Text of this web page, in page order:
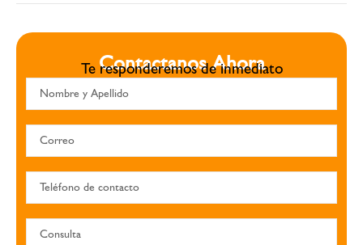
Contactanos Ahora
Te responderemos de inmediato